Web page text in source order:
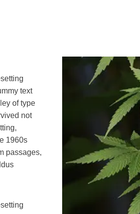
text
of type
not
1960s
passages,